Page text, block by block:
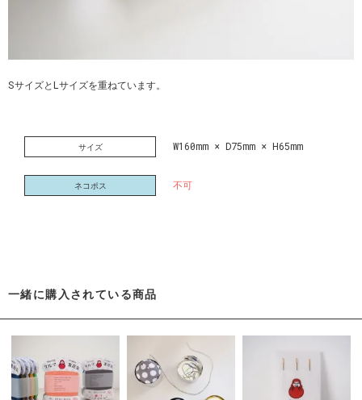
SサイズとLサイズを重ねています。
サイズ W160mm × D75mm × H65mm
ネコポス 不可
一緒に購入されている商品